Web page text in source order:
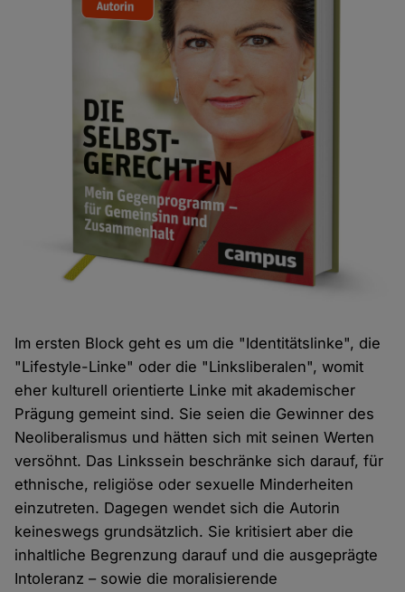
Im ersten Block geht es um die "Identitätslinke", die
"Lifestyle-Linke" oder die "Linksliberalen", womit
eher kulturell orientierte Linke mit akademischer
Prägung gemeint sind. Sie seien die Gewinner des
Neoliberalismus und hätten sich mit seinen Werten
versöhnt. Das Linkssein beschränke sich darauf, für
ethnische, religiöse oder sexuelle Minderheiten
einzutreten. Dagegen wendet sich die Autorin
keineswegs grundsätzlich. Sie kritisiert aber die
inhaltliche Begrenzung darauf und die ausgeprägte
Intoleranz – sowie die moralisierende